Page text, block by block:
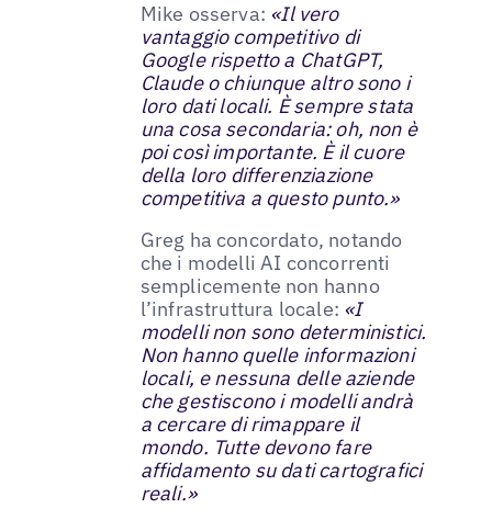
Mike osserva: «Il vero
vantaggio competitivo di
Google rispetto a ChatGPT,
Claude o chiunque altro sono i
loro dati locali. È sempre stata
una cosa secondaria: oh, non è
poi così importante. È il cuore
della loro differenziazione
competitiva a questo punto.»
Greg ha concordato, notando
che i modelli AI concorrenti
semplicemente non hanno
l’infrastruttura locale: «I
modelli non sono deterministici.
Non hanno quelle informazioni
locali, e nessuna delle aziende
che gestiscono i modelli andrà
a cercare di rimappare il
mondo. Tutte devono fare
affidamento su dati cartografici
reali.»